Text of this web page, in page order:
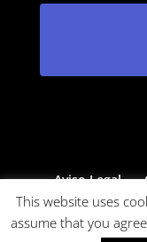
Aviso Legal
This website uses
assume that you